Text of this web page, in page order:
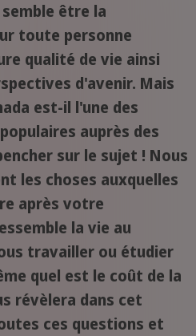
semble être la
toute personne
qualité de vie ainsi
d'avenir. Mais
est-il l'une des
auprès des
sur le sujet ! Nous
les choses auxquelles
après votre
la vie au
travailler ou étudier
quel est le coût de la
révèlera dans cet
ces questions et